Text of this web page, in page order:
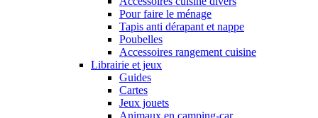
Pour faire le ménage
Tapis anti dérapant et nappe
Poubelles
Accessoires rangement cuisine
Librairie et jeux
Guides
Cartes
Jeux jouets
Animaux en camping-car